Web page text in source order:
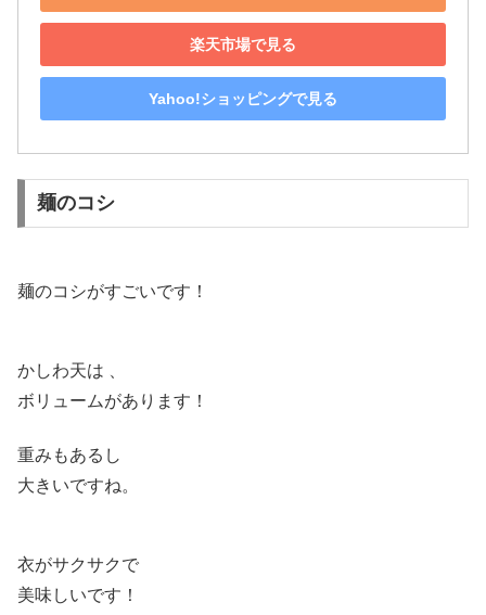
楽天市場で見る
Yahoo!ショッピングで見る
麺のコシ
麺のコシがすごいです！
かしわ天は 、
ボリュームがあります！
重みもあるし
大きいですね。
衣がサクサクで
美味しいです！